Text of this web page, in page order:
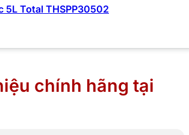
5L Total THSPP30502
chính hãng tại